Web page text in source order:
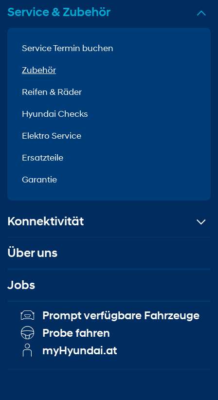
Service & Zubehör
Service Termin buchen
Zubehör
Reifen & Räder
Hyundai Checks
Elektro Service
Ersatzteile
Garantie
Konnektivität
Über uns
Jobs
Prompt verfügbare Fahrzeuge
Probe fahren
myHyundai.at